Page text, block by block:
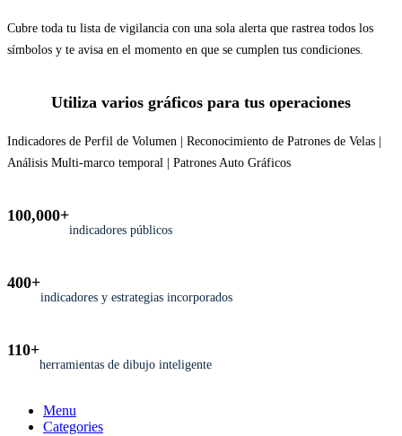
Cubre toda tu lista de vigilancia con una sola alerta que rastrea todos los
símbolos y te avisa en el momento en que se cumplen tus condiciones.
Utiliza varios gráficos para tus operaciones
Indicadores de Perfil de Volumen | Reconocimiento de Patrones de Velas |
Análisis Multi-marco temporal | Patrones Auto Gráficos
100,000+
indicadores públicos
400+
indicadores y estrategias incorporados
110+
herramientas de dibujo inteligente
Menu
Categories